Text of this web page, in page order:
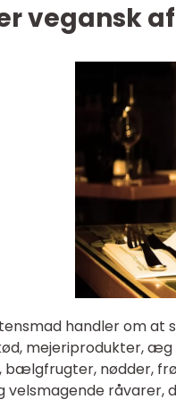
vegansk
handler om at
mejeriprodukter,
bælgfrugter, nødder,
velsmagende råvarer,